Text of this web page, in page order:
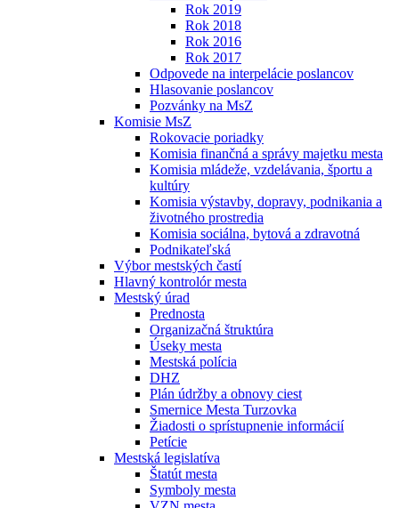
Rok 2019
Rok 2018
Rok 2016
Rok 2017
Odpovede na interpelácie poslancov
Hlasovanie poslancov
Pozvánky na MsZ
Komisie MsZ
Rokovacie poriadky
Komisia finančná a správy majetku mesta
Komisia mládeže, vzdelávania, športu a
kultúry
Komisia výstavby, dopravy, podnikania a
životného prostredia
Komisia sociálna, bytová a zdravotná
Podnikateľská
Výbor mestských častí
Hlavný kontrolór mesta
Mestský úrad
Prednosta
Organizačná štruktúra
Úseky mesta
Mestská polícia
DHZ
Plán údržby a obnovy ciest
Smernice Mesta Turzovka
Žiadosti o sprístupnenie informácií
Petície
Mestská legislatíva
Štatút mesta
Symboly mesta